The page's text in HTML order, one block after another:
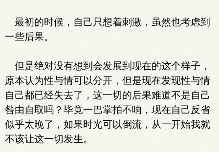
最初的时候，自己只想着刺激，虽然也考虑到
一些后果。
但是绝对没有想到会发展到现在的这个样子，
原本认为性与情可以分开，但是现在发现性与情
自己都已经失去了，这一切的后果难道不是自己
咎由自取吗？毕竟一巴掌拍不响，现在自己反省
似乎太晚了，如果时光可以倒流，从一开始我就
不该让这一切发生。